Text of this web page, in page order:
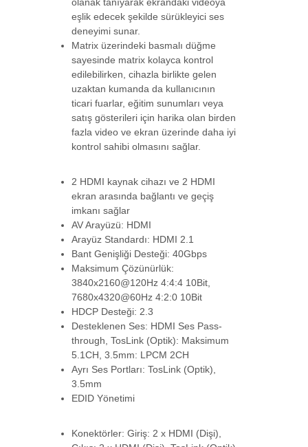
BS-VSP-HA04
Beek 4 Port Ultra 4K HDMI Video
Çoklayıcı, 4096 x-->
DS-45322
Digitus Ultra İnce 2 Port'lu HDMI
Çoklayıcı, 4K/6-->
Digitus 4x2 HDMI Matrix Switch, 4K/60Hz
Scaler öz-->
LIN-38238
4x4 HDMI 4K60 Matrix Video Duvarı
Ölçeklendirme ö-->
LIN-38262
70m Cat.6 4 Port HDMI 18G Sinyal
Çoklayıcı ve Uza-->
LIN-38313
40Gbps, 8K@60Hz çözünür-->
eşlik edecek şekilde sürükleyici ses
deneyimi sunar.
Matrix üzerindeki basmalı düğme
sayesinde matrix kolayca kontrol
edilebilirken, cihazla birlikte gelen
uzaktan kumanda da kullanıcının
ticari fuarlar, eğitim sunumları veya
satış gösterileri için harika olan birden
fazla video ve ekran üzerinde daha iyi
kontrol sahibi olmasını sağlar.
2 HDMI kaynak cihazı ve 2 HDMI
ekran arasında bağlantı ve geçiş
imkanı sağlar
AV Arayüzü: HDMI
Arayüz Standardı: HDMI 2.1
Bant Genişliği Desteği: 40Gbps
Maksimum Çözünürlük:
3840x2160@120Hz 4:4:4 10Bit,
7680x4320@60Hz 4:2:0 10Bit
HDCP Desteği: 2.3
Desteklenen Ses: HDMI Ses Pass-
through, TosLink (Optik): Maksimum
5.1CH, 3.5mm: LPCM 2CH
Ayrı Ses Portları: TosLink (Optik),
3.5mm
EDID Yönetimi
Konektörler: Giriş: 2 x HDMI (Dişi),